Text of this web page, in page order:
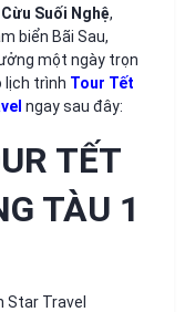
Suối Nghệ,
biển Bãi Sau,
một ngày trọn
lịch trình Tour Tết
ngay sau đây:
TẾT
TÀU 1
Star Travel